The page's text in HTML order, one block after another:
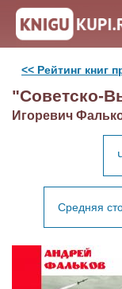
<< Рейтинг книг
"Советско-
Игоревич
Средняя